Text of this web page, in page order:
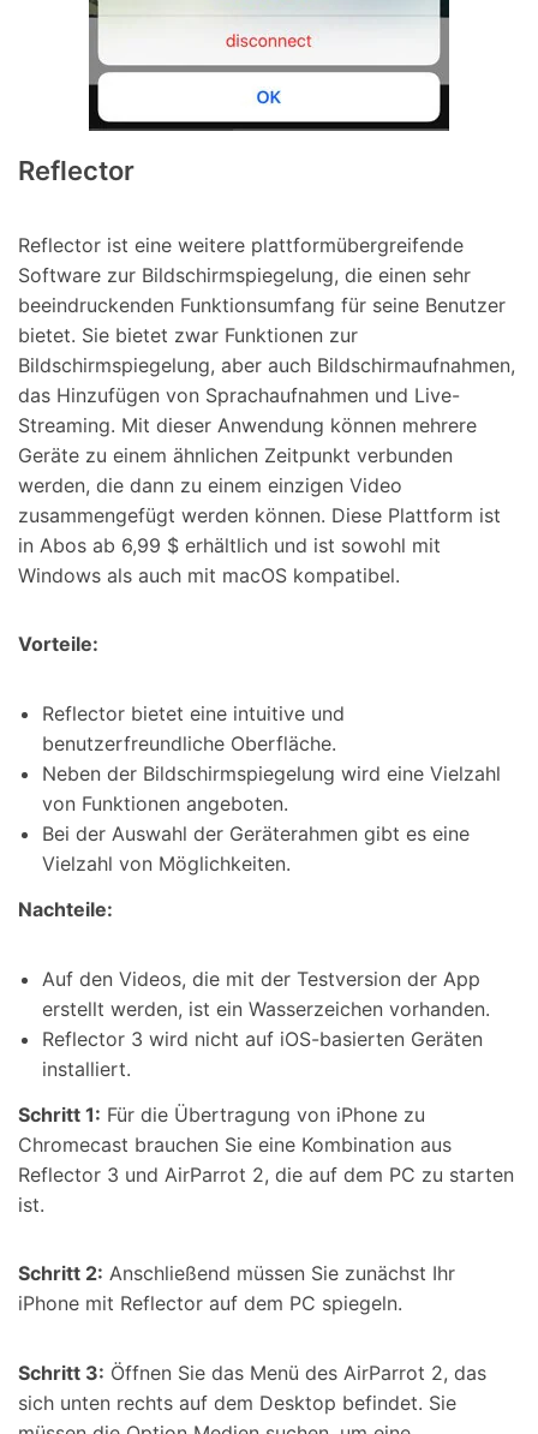
Reflector
Reflector ist eine weitere plattformübergreifende
Software zur Bildschirmspiegelung, die einen sehr
beeindruckenden Funktionsumfang für seine Benutzer
bietet. Sie bietet zwar Funktionen zur
Bildschirmspiegelung, aber auch Bildschirmaufnahmen,
das Hinzufügen von Sprachaufnahmen und Live-
Streaming. Mit dieser Anwendung können mehrere
Geräte zu einem ähnlichen Zeitpunkt verbunden
werden, die dann zu einem einzigen Video
zusammengefügt werden können. Diese Plattform ist
in Abos ab 6,99 $ erhältlich und ist sowohl mit
Windows als auch mit macOS kompatibel.
Vorteile:
Reflector bietet eine intuitive und
benutzerfreundliche Oberfläche.
Neben der Bildschirmspiegelung wird eine Vielzahl
von Funktionen angeboten.
Bei der Auswahl der Geräterahmen gibt es eine
Vielzahl von Möglichkeiten.
Nachteile:
Auf den Videos, die mit der Testversion der App
erstellt werden, ist ein Wasserzeichen vorhanden.
Reflector 3 wird nicht auf iOS-basierten Geräten
installiert.
Schritt 1: Für die Übertragung von iPhone zu
Chromecast brauchen Sie eine Kombination aus
Reflector 3 und AirParrot 2, die auf dem PC zu starten
ist.
Schritt 2: Anschließend müssen Sie zunächst Ihr
iPhone mit Reflector auf dem PC spiegeln.
Schritt 3: Öffnen Sie das Menü des AirParrot 2, das
sich unten rechts auf dem Desktop befindet. Sie